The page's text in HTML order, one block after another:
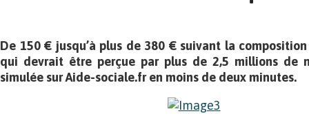
De 150 € jusqu’à plus de 380 € suivant la
qui devrait être perçue par plus de 2,5 millions de
simulée sur Aide-sociale.fr en moins de deux minutes.